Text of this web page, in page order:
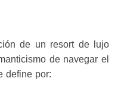
de un resort de lujo
de navegar el
define por: